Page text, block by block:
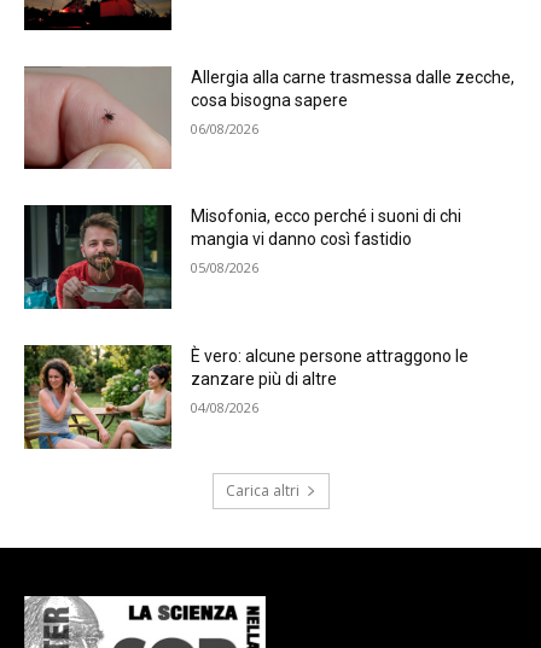
Allergia alla carne trasmessa dalle zecche,
cosa bisogna sapere
06/08/2026
Misofonia, ecco perché i suoni di chi
mangia vi danno così fastidio
05/08/2026
È vero: alcune persone attraggono le
zanzare più di altre
04/08/2026
Carica altri